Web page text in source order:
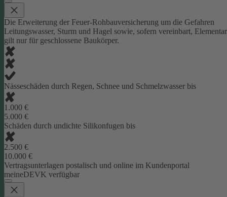
Die Erweiterung der Feuer-Rohbauversicherung um die Gefahren
Leitungswasser, Sturm und Hagel sowie, sofern vereinbart, Elementar
gilt nur für geschlossene Baukörper.
Nässeschäden durch Regen, Schnee und Schmelzwasser bis
1.000 €
5.000 €
Schäden durch undichte Silikonfugen bis
2.500 €
10.000 €
Vertragsunterlagen postalisch und online im Kundenportal
meineDEVK verfügbar